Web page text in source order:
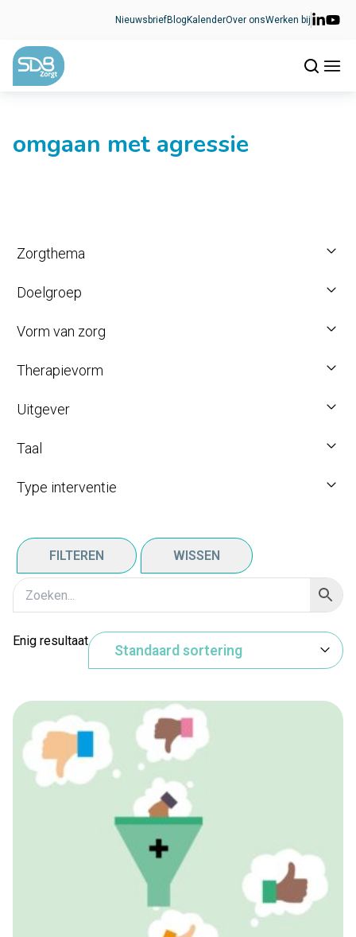
NieuwsbriefBlog KalenderOver onsWerken bij
omgaan met agressie
Zorgthema
Doelgroep
Vorm van zorg
Therapievorm
Uitgever
Taal
Type interventie
FILTEREN WISSEN
Enig resultaat